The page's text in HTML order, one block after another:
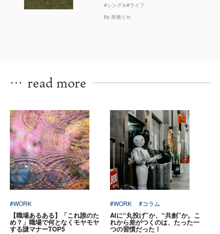
#シングル#ライフ
by 赤池リカ
… read more
#WORK
【職場あるある】「これ誰のた
め？」職場で何となくモヤモヤ
する謎マナーTOP5
#WORK #コラム
AIに“丸投げ”か、“共創”か。こ
れから差がつくのは、たった一
つの習慣だった！